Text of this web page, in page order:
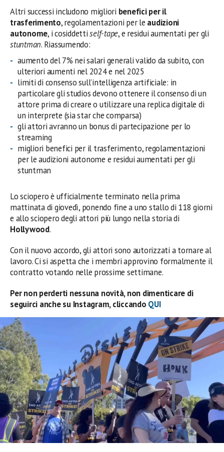
Altri successi includono migliori benefici per il
trasferimento, regolamentazioni per le audizioni
autonome, i cosiddettiself-tape, e residui aumentati per gli
stuntman. Riassumendo:
aumento del 7% nei salari generali valido da subito, con
ulteriori aumenti nel 2024 e nel 2025
limiti di consenso sull’intelligenza artificiale: in
particolare gli studios devono ottenere il consenso di un
attore prima di creare o utilizzare una replica digitale di
un interprete (sia star che comparsa)
gli attori avranno un bonus di partecipazione per lo
streaming
migliori benefici per il trasferimento, regolamentazioni
per le audizioni autonome e residui aumentati per gli
stuntman
Lo sciopero è ufficialmente terminato nella prima
mattinata di giovedì, ponendo fine a uno stallo di 118 giorni
e allo sciopero degli attori più lungo nella storia di
Hollywood.
Con il nuovo accordo, gli attori sono autorizzati a tornare al
lavoro. Ci si aspetta che i membri approvino formalmente il
contratto votando nelle prossime settimane.
Per non perderti nessuna novità, non dimenticare di
seguirci anche su Instagram, cliccando QUI